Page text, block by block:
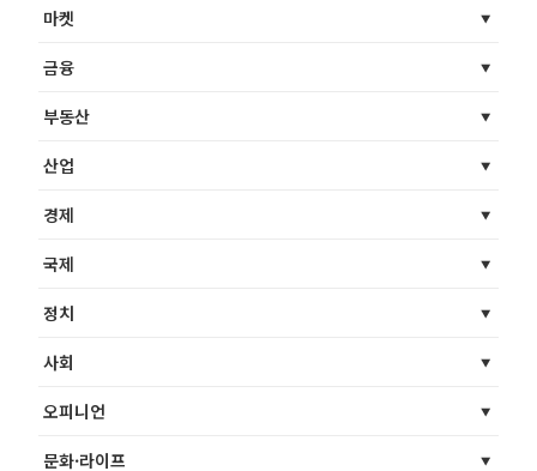
마켓
금융
부동산
산업
경제
국제
정치
사회
오피니언
문화·라이프